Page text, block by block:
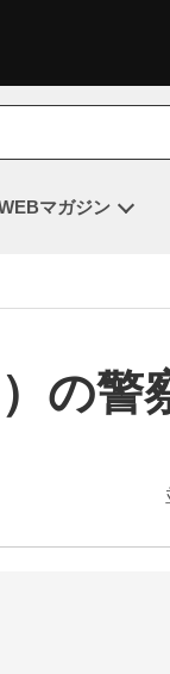
マガジン
の警